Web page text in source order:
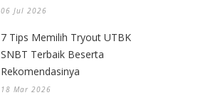
06 Jul 2026
7 Tips Memilih Tryout UTBK
SNBT Terbaik Beserta
Rekomendasinya
18 Mar 2026